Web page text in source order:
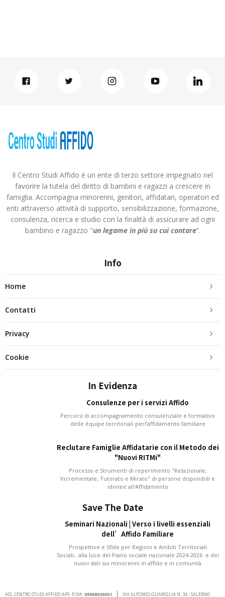
Il Centro Studi Affido è un ente di terzo settore impegnato nel
favorire la tutela del diritto di bambini e ragazzi a crescere in
famiglia. Accompagna minorenni, genitori, affidatari, operatori ed
enti attraverso attività di supporto, sensibilizzazione, formazione,
consulenza, ricerca e studio con la finalità di assicurare ad ogni
bambino e ragazzo "un legame in più su cui contare”.
Info
Home
Contatti
Privacy
Cookie
In Evidenza
Consulenze per i servizi Affido
Percorsi di accompagnamento consulenziale e formativo
delle équipe territoriali perl’affidamento familiare
Reclutare Famiglie Affidatarie con il Metodo dei
"Nuovi RITMi"
Processo e Strumenti di reperimento "Relazionale,
Incrementale, Tutorato e Mirato" di persone disponibili e
idonee all'Affidamento
Save The Date
Seminari Nazionali | Verso i livelli essenziali
dell’Affido Familiare
Prospettive e Sfide per Regioni e Ambiti Territoriali
Sociali, alla luce del Piano sociale nazionale 2024-2026 e dei
nuovi dati sui minorenni in affido e in comunità
ASS. CENTRO STUDI AFFIDO APS- P.IVA:05968920651 VIA ALFONSO GUARIGLIA N. 34 - SALERNO